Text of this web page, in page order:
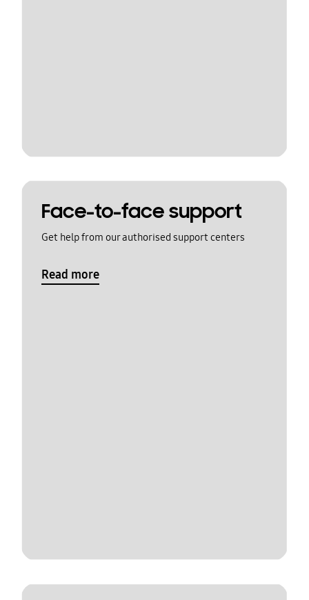
Face-to-face support
Get help from our authorised support centers
Read more